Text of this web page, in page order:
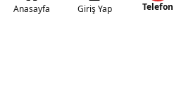
Anasayfa Giriş Yap Telefon